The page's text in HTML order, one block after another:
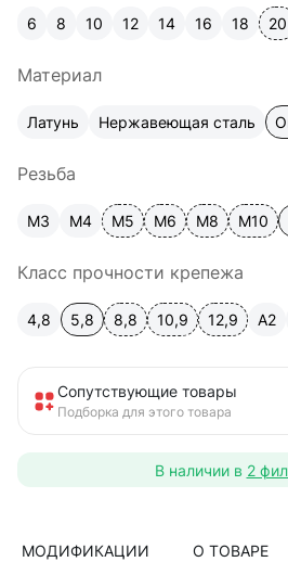
6 8 10 12 14 16 18 20
Материал
Латунь Нержавеющая сталь
Резьба
М3 М4 М5 М6 М8 М10
Класс прочности крепежа
4,8 5,8 8,8 10,9 12,9 A2
Сопутствующие товары
Подборка для этого товара
В наличии в 2
МОДИФИКАЦИИ О ТОВАРЕ